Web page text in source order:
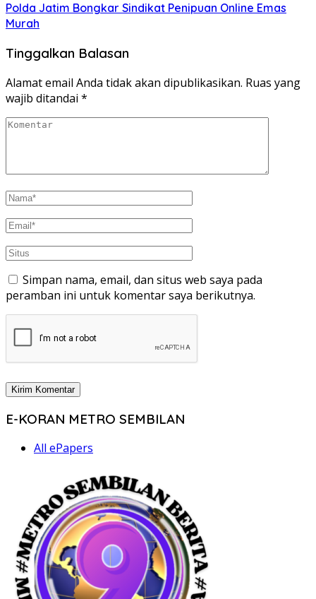
Polda Jatim Bongkar Sindikat Penipuan Online Emas
Murah
Tinggalkan Balasan
Alamat email Anda tidak akan dipublikasikan. Ruas yang
wajib ditandai *
Simpan nama, email, dan situs web saya pada
peramban ini untuk komentar saya berikutnya.
E-KORAN METRO SEMBILAN
All ePapers